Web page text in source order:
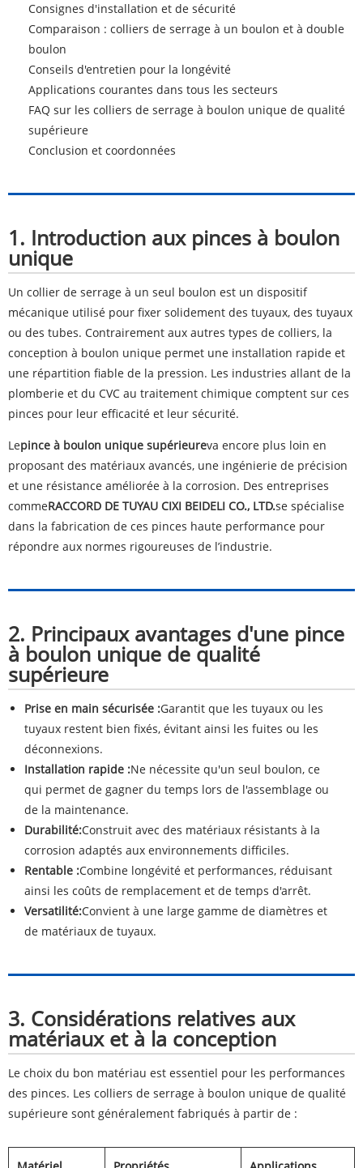
Consignes d'installation et de sécurité
Comparaison : colliers de serrage à un boulon et à double
boulon
Conseils d'entretien pour la longévité
Applications courantes dans tous les secteurs
FAQ sur les colliers de serrage à boulon unique de qualité
supérieure
Conclusion et coordonnées
1. Introduction aux pinces à boulon
unique
Un collier de serrage à un seul boulon est un dispositif
mécanique utilisé pour fixer solidement des tuyaux, des tuyaux
ou des tubes. Contrairement aux autres types de colliers, la
conception à boulon unique permet une installation rapide et
une répartition fiable de la pression. Les industries allant de la
plomberie et du CVC au traitement chimique comptent sur ces
pinces pour leur efficacité et leur sécurité.
Lepince à boulon unique supérieureva encore plus loin en
proposant des matériaux avancés, une ingénierie de précision
et une résistance améliorée à la corrosion. Des entreprises
commeRACCORD DE TUYAU CIXI BEIDELI CO., LTD.se spécialise
dans la fabrication de ces pinces haute performance pour
répondre aux normes rigoureuses de l’industrie.
2. Principaux avantages d'une pince
à boulon unique de qualité
supérieure
Prise en main sécurisée :Garantit que les tuyaux ou les
tuyaux restent bien fixés, évitant ainsi les fuites ou les
déconnexions.
Installation rapide :Ne nécessite qu'un seul boulon, ce
qui permet de gagner du temps lors de l'assemblage ou
de la maintenance.
Durabilité:Construit avec des matériaux résistants à la
corrosion adaptés aux environnements difficiles.
Rentable :Combine longévité et performances, réduisant
ainsi les coûts de remplacement et de temps d'arrêt.
Versatilité:Convient à une large gamme de diamètres et
de matériaux de tuyaux.
3. Considérations relatives aux
matériaux et à la conception
Le choix du bon matériau est essentiel pour les performances
des pinces. Les colliers de serrage à boulon unique de qualité
supérieure sont généralement fabriqués à partir de :